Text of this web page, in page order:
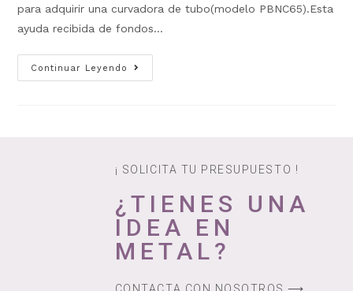
para adquirir una curvadora de tubo(modelo PBNC65).Esta
ayuda recibida de fondos…
Continuar Leyendo
¡ SOLICITA TU PRESUPUESTO !
¿TIENES UNA
IDEA EN
METAL?
CONTACTA CON NOSOTROS ⟶